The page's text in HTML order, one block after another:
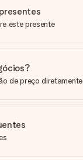
este presente
de preço diretamente